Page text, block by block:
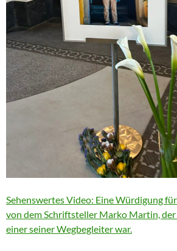
Sehenswertes Video: Eine Würdigung
von dem Schriftsteller Marko Martin, der
einer seiner Wegbegleiter war.